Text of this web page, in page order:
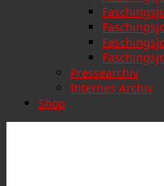
Pressearchiv
Internes Archiv
Shop